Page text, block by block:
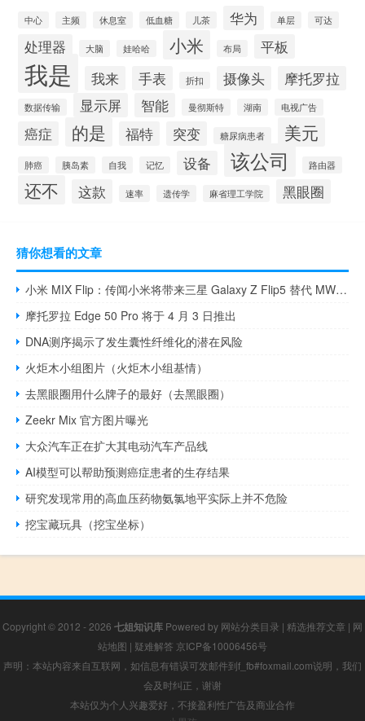
中心 主频 休息室 低血糖 儿茶 华为 单层 可达
处理器 大脑 娃哈哈 小米 布局 平板
我是 我来 手表 折扣 摄像头 摩托罗拉
数据传输 显示屏 智能 曼彻斯特 湖南 电视广告
癌症 的是 福特 突变 糖尿病患者 美元
肺癌 胰岛素 自我 记忆 设备 该公司 路由器
还不 这款 速率 遗传学 麻省理工学院 黑眼圈
猜你想看的文章
小米 MIX Flip：传闻小米将带来三星 Galaxy Z Flip5 替代 MWC 2024
摩托罗拉 Edge 50 Pro 将于 4 月 3 日推出
DNA测序揭示了发生囊性纤维化的潜在风险
火炬木小组图片（火炬木小组基情）
去黑眼圈用什么牌子的最好（去黑眼圈）
Zeekr Mix 官方图片曝光
大众汽车正在扩大其电动汽车产品线
AI模型可以帮助预测癌症患者的生存结果
研究发现常用的高血压药物氨氯地平实际上并不危险
挖宝藏玩具（挖宝坐标）
Copyright © 2012 - 2026 七姐知识库 Powered by 网站分类目录 | 精选推荐文章 | 网
站地图 | 疑难解答 京ICP备10006456号
声明：本站内容来自互联网，如信息有错误可发邮件到f_fb#foxmail.com说明，我们
会及时纠正，谢谢
本站仅为个人兴趣爱好，不接盈利性广告及商业合作